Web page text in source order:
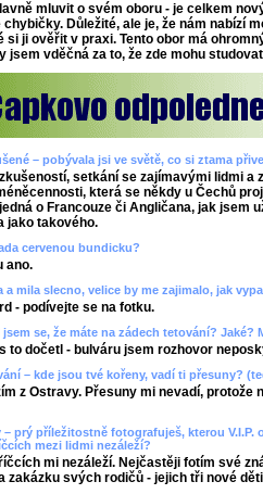
mluvit o svém oboru - je celkem
chybičky. Důležité, ale je, že nám nabízí
si ji ověřit v praxi. Tento obor má
jsem vděčná za to, že zde mohu
– pobývala jsi ve světě, co si ztama
setkání se zajímavými lidmi a
která se někdy u Čechů
o Francouze či Angličana, jak jsem
jako takového.
cervenou bundicku?
ano.
a mila slecno, velice by me zajimalo, jak
- podívejte se na fotku.
jsem se, že máte na zádech tetování? Jaké?
to dočetl - bulváru jsem rozhovor
– kde jsou tvé kořeny, vadí ti přesuny?
z Ostravy. Přesuny mi nevadí, protože
– prý příležitostně fotografuješ, kterou
mezi lidmi nezáleží?
mi nezáleží. Nejčastěji fotím své
zakázku svých rodičů - jejich tři nové